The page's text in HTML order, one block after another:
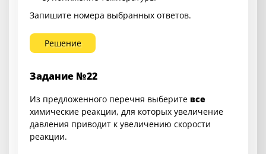
Запишите номера выбранных ответов.
Решение
Задание №22
Из предложенного перечня выберите все
химические реакции, для которых увеличение
давления приводит к увеличению скорости
реакции.